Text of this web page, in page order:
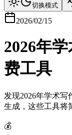
切换模式
2026/02/15
2026年
费工具
发现2026年学术写
生成，这些工具将
💰